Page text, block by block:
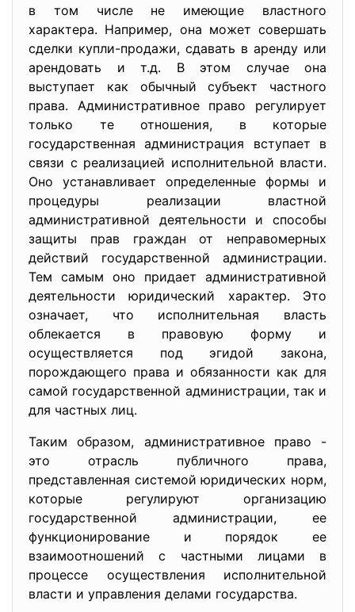
в том числе не имеющие властного
характера. Например, она может совершать
сделки купли-продажи, сдавать в аренду или
арендовать и т.д. В этом случае она
выступает как обычный субъект частного
права. Административное право регулирует
только те отношения, в которые
государственная администрация вступает в
связи с реализацией исполнительной власти.
Оно устанавливает определенные формы и
процедуры реализации властной
административной деятельности и способы
защиты прав граждан от неправомерных
действий государственной администрации.
Тем самым оно придает административной
деятельности юридический характер. Это
означает, что исполнительная власть
облекается в правовую форму и
осуществляется под эгидой закона,
порождающего права и обязанности как для
самой государственной администрации, так и
для частных лиц.
Таким образом, административное право -
это отрасль публичного права,
представленная системой юридических норм,
которые регулируют организацию
государственной администрации, ее
функционирование и порядок ее
взаимоотношений с частными лицами в
процессе осуществления исполнительной
власти и управления делами государства.